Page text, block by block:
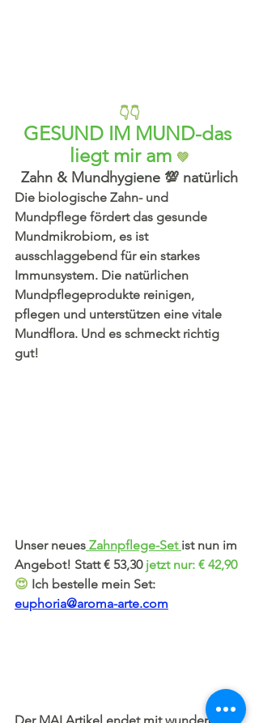
👇👇
GESUND IM MUND-das
liegt mir am 💚
Zahn & Mundhygiene 💯 natürlich
Die biologische Zahn- und
Mundpflege fördert das gesunde
Mundmikrobiom, es ist
ausschlaggebend für ein starkes
Immunsystem. Die natürlichen
Mundpflegeprodukte reinigen,
pflegen und unterstützen eine vitale
Mundflora. Und es schmeckt richtig
gut!
Unser neues Zahnpflege-Set ist nun im
Angebot! Statt € 53,30 jetzt nur: € 42,90
😍 Ich bestelle mein Set:
euphoria@aroma-arte.com